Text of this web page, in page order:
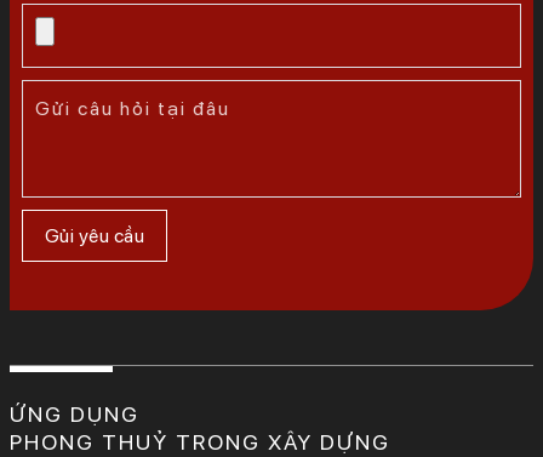
ỨNG DỤNG
PHONG THUỶ TRONG XÂY DỰNG